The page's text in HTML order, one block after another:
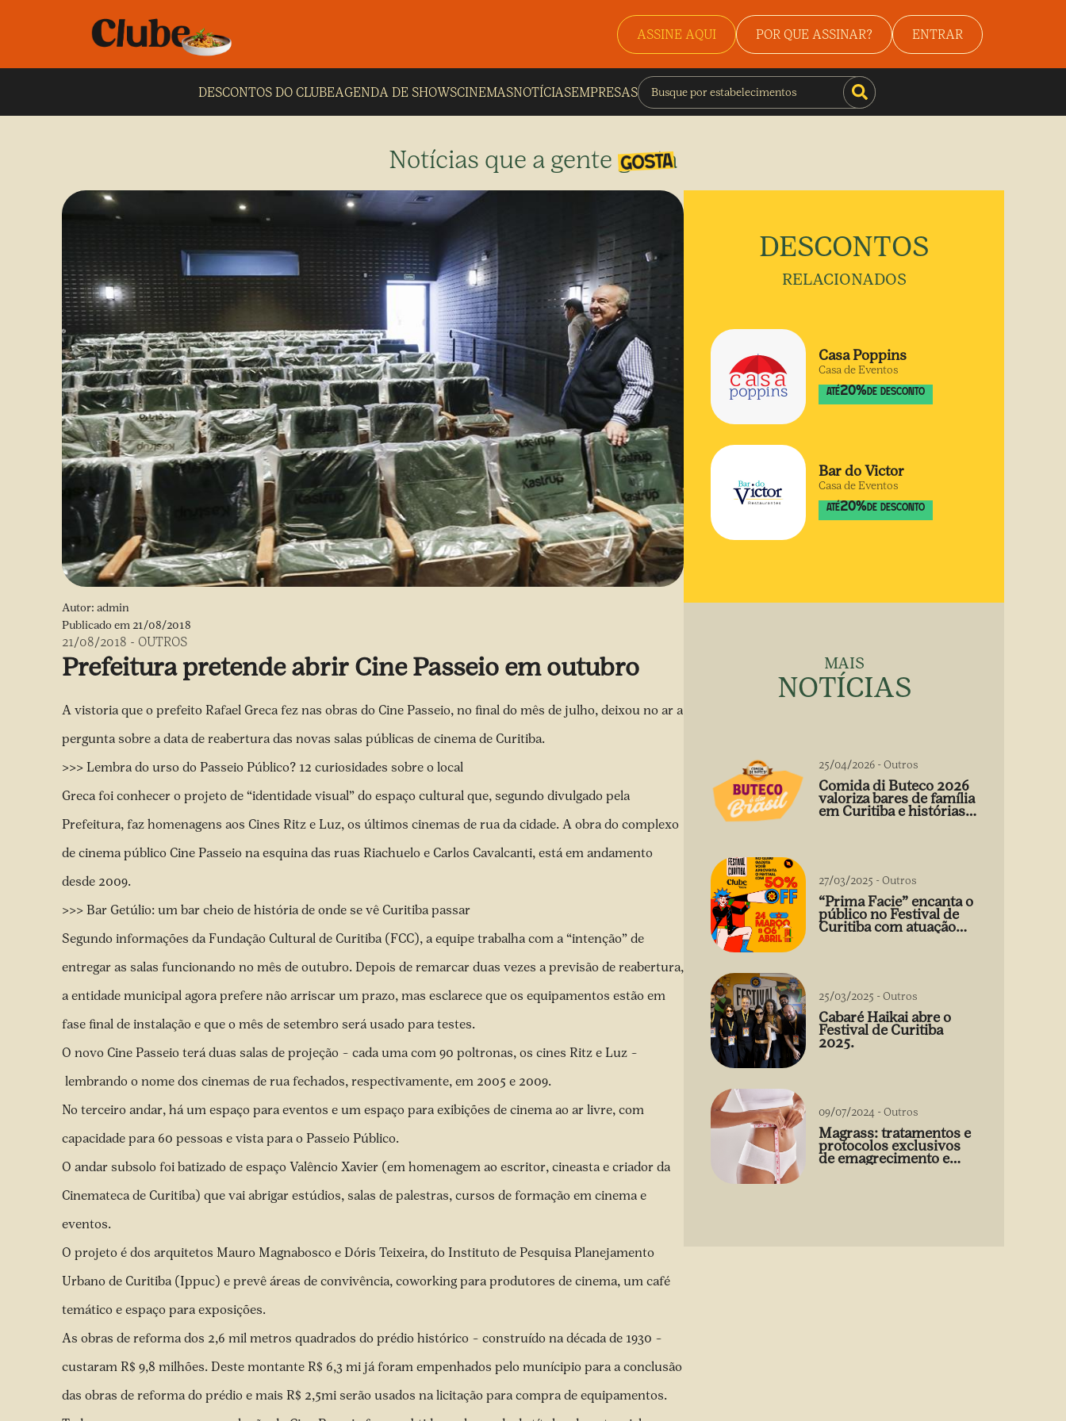
ASSINE AQUI POR QUE ASSINAR? ENTRAR
DESCONTOS DO CLUBEAGENDA DE SHOWSCINEMASNOTÍCIASEMPRESAS
Notícias que a gente gosta
Autor: admin
Publicado em21/08/2018
21/08/2018 - OUTROS
Prefeitura pretende abrir Cine Passeio em outubro
A vistoria que o prefeito Rafael Greca fez nas obras do Cine Passeio, no final do mês de julho, deixou no ar a
pergunta sobre a data de reabertura das novas salas públicas de cinema de Curitiba.
>>> Lembra do urso do Passeio Público? 12 curiosidades sobre o local
Greca foi conhecer o projeto de “identidade visual” do espaço cultural que, segundo divulgado pela
Prefeitura, faz homenagens aos Cines Ritz e Luz, os últimos cinemas de rua da cidade. A obra do complexo
de cinema público Cine Passeio na esquina das ruas Riachuelo e Carlos Cavalcanti, está em andamento
desde 2009.
>>> Bar Getúlio: um bar cheio de história de onde se vê Curitiba passar
Segundo informações da Fundação Cultural de Curitiba (FCC), a equipe trabalha com a “intenção” de
entregar as salas funcionando no mês de outubro. Depois de remarcar duas vezes a previsão de reabertura,
a entidade municipal agora prefere não arriscar um prazo, mas esclarece que os equipamentos estão em
fase final de instalação e que o mês de setembro será usado para testes.
O novo Cine Passeio terá duas salas de projeção – cada uma com 90 poltronas, os cines Ritz e Luz –
lembrando o nome dos cinemas de rua fechados, respectivamente, em 2005 e 2009.
No terceiro andar, há um espaço para eventos e um espaço para exibições de cinema ao ar livre, com
capacidade para 60 pessoas e vista para o Passeio Público.
O andar subsolo foi batizado de espaço Valêncio Xavier (em homenagem ao escritor, cineasta e criador da
Cinemateca de Curitiba) que vai abrigar estúdios, salas de palestras, cursos de formação em cinema e
eventos.
O projeto é dos arquitetos Mauro Magnabosco e Dóris Teixeira, do Instituto de Pesquisa Planejamento
Urbano de Curitiba (Ippuc) e prevê áreas de convivência, coworking para produtores de cinema, um café
temático e espaço para exposições.
As obras de reforma dos 2,6 mil metros quadrados do prédio histórico – construído na década de 1930 –
custaram R$ 9,8 milhões. Deste montante R$ 6,3 mi já foram empenhados pelo munícipio para a conclusão
das obras de reforma do prédio e mais R$ 2,5mi serão usados na licitação para compra de equipamentos.
DESCONTOS
RELACIONADOS
Casa Poppins
Casa de Eventos
ATÉ20%DE DESCONTO
Bar do Victor
Casa de Eventos
ATÉ20%DE DESCONTO
MAIS
NOTÍCIAS
25/04/2026 -Outros
Comida di Buteco 2026
valoriza bares de família
em Curitiba e histórias
27/03/2025 -Outros
“Prima Facie” encanta o
público no Festival de
Curitiba com atuação
arrebatadora de Débora
25/03/2025 -Outros
Cabaré Haikai abre o
Festival de Curitiba
2025.
09/07/2024 -Outros
Magrass: tratamentos e
protocolos exclusivos
de emagrecimento e
estética sem uso de